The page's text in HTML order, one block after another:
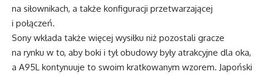
na siłownikach, a także konfiguracji przetwarzającej
i połączeń.
Sony wkłada także więcej wysiłku niż pozostali gracze
na rynku w to, aby boki i tył obudowy były atrakcyjne dla oka,
a A95L kontynuuje to swoim kratkowanym wzorem. Japoński